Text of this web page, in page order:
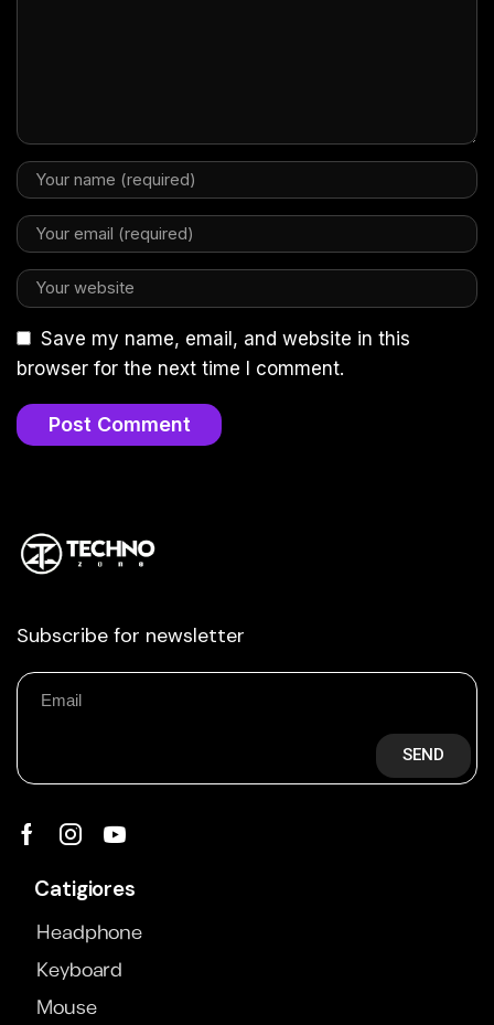
Save my name, email, and website in this
browser for the next time I comment.
Subscribe for newsletter
SEND
Catigiores
Headphone
Keyboard
Mouse